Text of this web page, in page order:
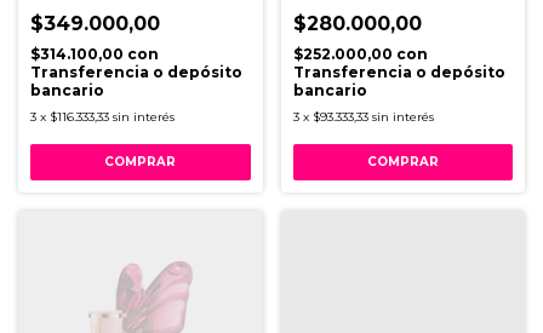
$349.000,00
$314.100,00 con
Transferencia o depósito
bancario
3 x $116.333,33 sin interés
$280.000,00
$252.000,00 con
Transferencia o depósito
bancario
3 x $93.333,33 sin interés